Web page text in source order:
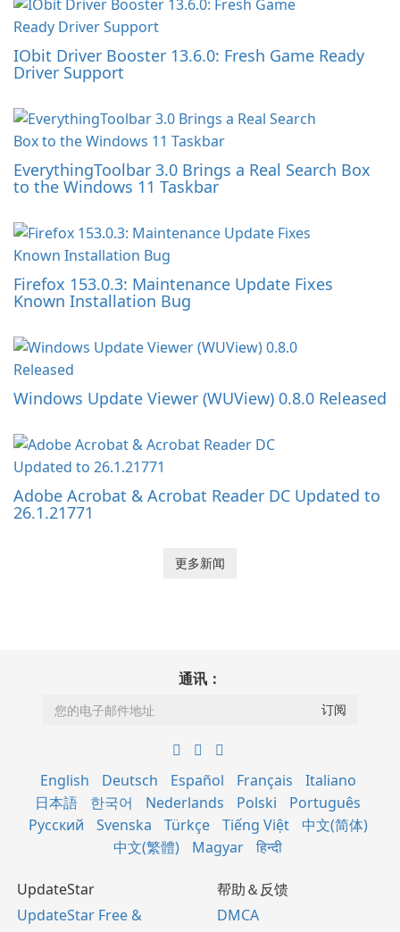
IObit Driver Booster 13.6.0: Fresh Game Ready
Driver Support
EverythingToolbar 3.0 Brings a Real Search Box
to the Windows 11 Taskbar
Firefox 153.0.3: Maintenance Update Fixes
Known Installation Bug
Windows Update Viewer (WUView) 0.8.0 Released
Adobe Acrobat & Acrobat Reader DC Updated to
26.1.21771
更多新闻
通讯：
English Deutsch Español Français
Italiano
日本語
한국어 Nederlands Polski
Português
Русский
Svenska Türkçe Tiếng Việt
中文(简体)
中文(繁體)
Magyar हिन्दी
UpdateStar
UpdateStar Free &
帮助＆反馈
DMCA